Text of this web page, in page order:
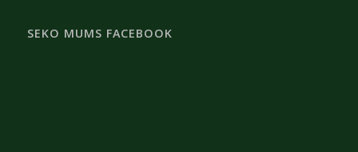
SEKO MUMS FACEBOOK